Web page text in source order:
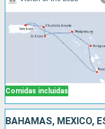
Comidas incluidas
BAHAMAS, MÉXICO,